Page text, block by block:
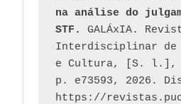
na análise do
STF.
GALÁxIA.
Interdisciplinar de
e Cultura, [S. l.],
p. e73593, 2026.